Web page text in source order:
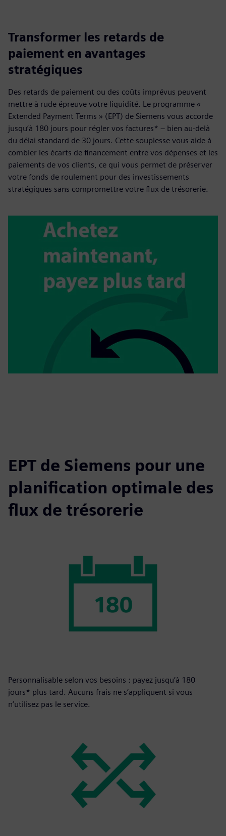
Transformer les retards de
paiement en avantages
stratégiques
Des retards de paiement ou des coûts imprévus peuvent
mettre à rude épreuve votre liquidité. Le programme «
Extended Payment Terms » (EPT) de Siemens vous accorde
jusqu’à 180 jours pour régler vos factures* – bien au-delà
du délai standard de 30 jours. Cette souplesse vous aide à
combler les écarts de financement entre vos dépenses et les
paiements de vos clients, ce qui vous permet de préserver
votre fonds de roulement pour des investissements
stratégiques sans compromettre votre flux de trésorerie.
EPT de Siemens pour une
planification optimale des
flux de trésorerie
Personnalisable selon vos besoins : payez jusqu’à 180
jours* plus tard. Aucuns frais ne s’appliquent si vous
n’utilisez pas le service.